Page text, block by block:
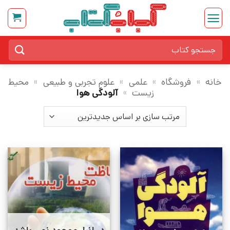
Skip
content
برای:
خانه » فروشگاه » علمی » علوم تجربی و طبیعی » محیط
زیست » آلودگی هوا